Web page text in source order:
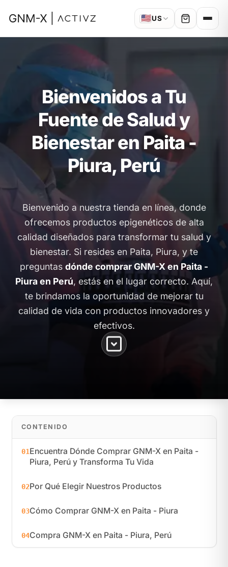
🇺🇸US
Bienvenidos a Tu
Fuente de Salud y
Bienestar en Paita -
Piura, Perú
Bienvenido a nuestra tienda en línea, donde
ofrecemos productos epigenéticos de alta
calidad diseñados para transformar tu salud y
bienestar. Si resides en Paita, Piura, y te
preguntas dónde comprar GNM-X en Paita -
Piura en Perú, estás en el lugar correcto. Aquí,
te brindamos la oportunidad de mejorar tu
calidad de vida con productos innovadores y
efectivos.
CONTENIDO
01Encuentra Dónde Comprar GNM-X en Paita -
Piura, Perú y Transforma Tu Vida
02Por Qué Elegir Nuestros Productos
03Cómo Comprar GNM-X en Paita - Piura
04Compra GNM-X en Paita - Piura, Perú